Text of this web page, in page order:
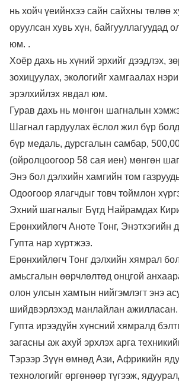
нь хойч үеийнхээ сайн сайхны төлөө
оруулсан хувь хүн, байгууллагуудад
юм. .
Хоёр дахь нь хүний эрхийг дээдлэх,
зохицуулах, экологийг хамгаалах
эрэлхийлэх явдал юм.
Гурав дахь нь мөнгөн шагналын
Шагнал гардуулах ёслол жил бүр
бүр медаль, дурсгалын самбар,
(ойролцоогоор 58 сая иен) мөнгөн
Энэ бол дэлхийн хамгийн том
Одоогоор ялагчдыг товч тоймлон
Эхний шагналыг Бүгд Найрамдах
Ерөнхийлөгч Аноте Тонг, Энэтхэгийн
Гупта нар хүртжээ.
Ерөнхийлөгч Тонг дэлхийн хямрал
амьсгалын өөрчлөлтөд онцгой
олон улсын хамтын нийгэмлэгт энэ
шийдвэрлэхэд манлайлан ажилласан.
Гупта ирээдүйн хүнсний хямралд
загасны аж ахуй эрхлэх арга
Тэрээр Зүүн өмнөд Ази, Африкийн
технологийг өргөнөөр түгээж,